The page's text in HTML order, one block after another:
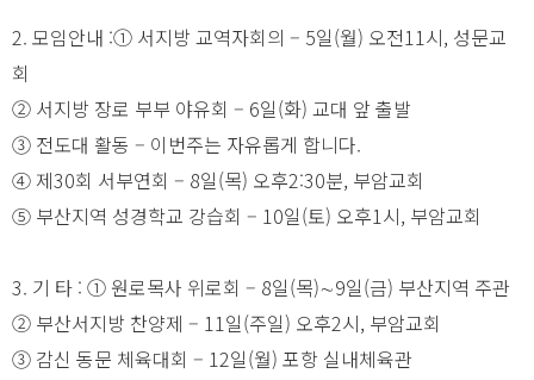
2. 모임안내 :① 서지방 교역자회의 – 5일(월) 오전11시, 성문교
회
② 서지방 장로 부부 야유회 – 6일(화) 교대 앞 출발
③ 전도대 활동 – 이번주는 자유롭게 합니다.
④ 제30회 서부연회 – 8일(목) 오후2:30분, 부암교회
⑤ 부산지역 성경학교 강습회 – 10일(토) 오후1시, 부암교회
3. 기 타 : ① 원로목사 위로회 – 8일(목)∼9일(금) 부산지역 주관
② 부산서지방 찬양제 – 11일(주일) 오후2시, 부암교회
③ 감신 동문 체육대회 – 12일(월) 포항 실내체육관